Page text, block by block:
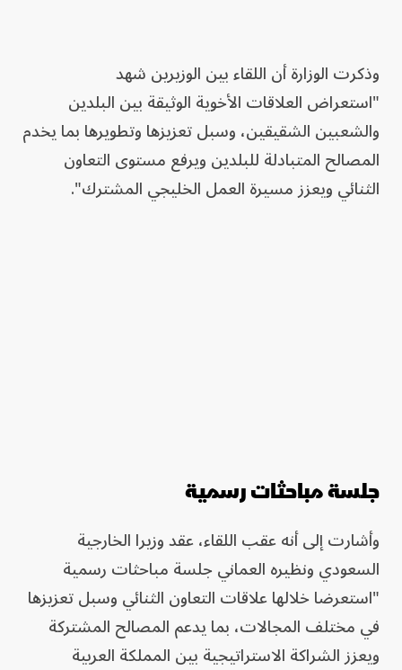
وذكرت الوزارة أن اللقاء بين الوزيرين شهد
"استعراض العلاقات الأخوية الوثيقة بين البلدين
والشعبين الشقيقين، وسبل تعزيزها وتطويرها بما يخدم
المصالح المتبادلة للبلدين ويرفع مستوى التعاون
الثنائي ويعزز مسيرة العمل الخليجي المشترك".
جلسة مباحثات رسمية
وأشارت إلى أنه عقب اللقاء، عقد وزيرا الخارجية
السعودي ونظيره العماني جلسة مباحثات رسمية
"استعرضا خلالها علاقات التعاون الثنائي وسبل تعزيزها
في مختلف المجالات، بما يدعم المصالح المشتركة
ويعزز الشراكة الاستراتيجية بين المملكة العربية